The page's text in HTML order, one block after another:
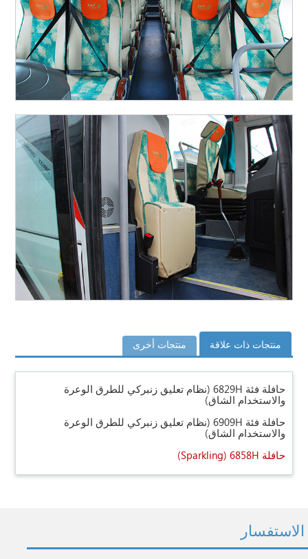
منتجات ذات علاقة منتجات أخرى
حافلة فئة 6829H (نظام تعليق زنبركي للطرق الوعرة
والاستخدام الشاق)
حافلة فئة 6909H (نظام تعليق زنبركي للطرق الوعرة
والاستخدام الشاق)
حافلة 6858H
(Sparkling)
الاستفسار